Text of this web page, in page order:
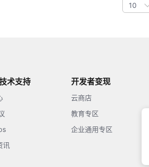
10
术支持
讯
开发者变现
云商店
教育专区
企业通用专区